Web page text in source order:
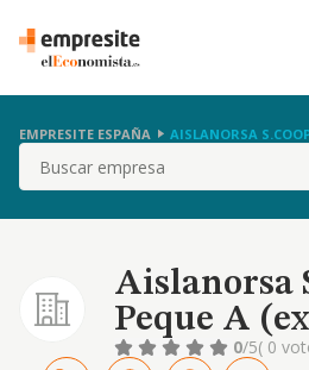
EMPRESITE ESPAÑA AISLANORSA
Buscar
Aislanorsa
Peque A
0/5( 0